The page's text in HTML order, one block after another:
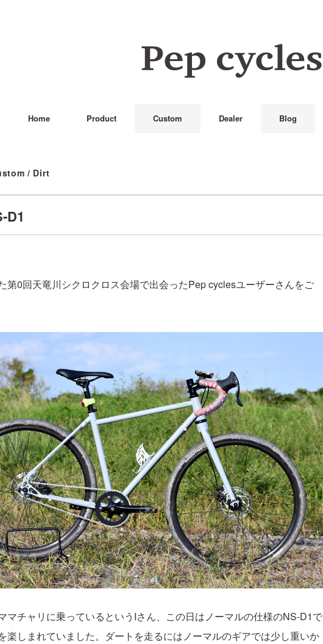
Home Product Custom Dealer Blog
/ Dirt
D1
第0回天竜川シクロクロス会場で出会ったPep cyclesユーザーさんをご
マチャリに乗っているというIさん、この日はノーマルの仕様のNS-D1で
楽しまれていました。ダートを走るにはノーマルのギアでは少し重いか